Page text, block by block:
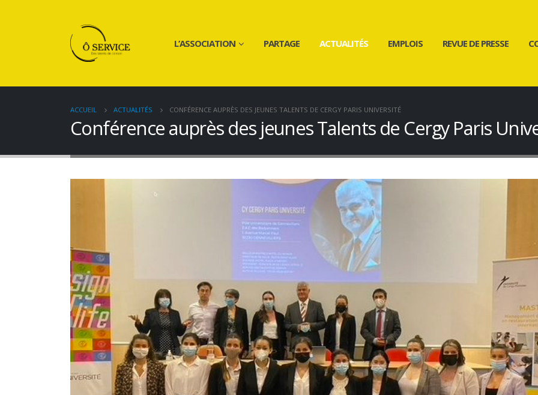
L’ASSOCIATION PARTAGE ACTUALITÉS EMPLOIS REVUE DE PRESSE
ACCUEIL ACTUALITÉS CONFÉRENCE AUPRÈS DES JEUNES TALENTS DE CERGY PARIS UNIVERSITÉ
Conférence auprès des jeunes Talents de Cergy Paris